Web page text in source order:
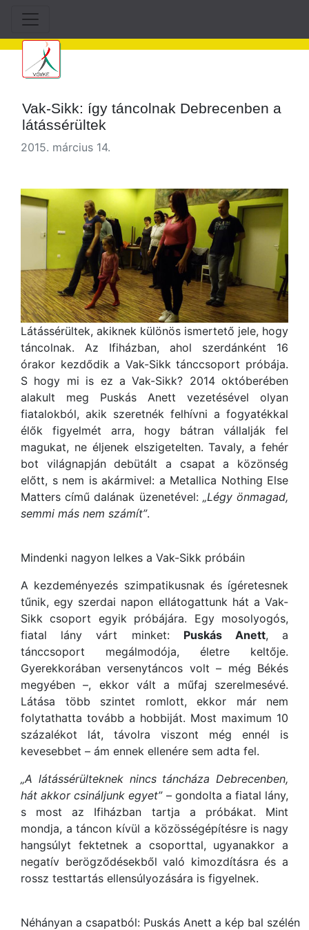
Vak-Sikk: így táncolnak Debrecenben a
látássérültek
2015. március 14.
Látássérültek, akiknek különös ismertető jele, hogy
táncolnak. Az Ifiházban, ahol szerdánként 16
órakor kezdődik a Vak-Sikk tánccsoport próbája.
S hogy mi is ez a Vak-Sikk? 2014 októberében
alakult meg Puskás Anett vezetésével olyan
fiatalokból, akik szeretnék felhívni a fogyatékkal
élők figyelmét arra, hogy bátran vállalják fel
magukat, ne éljenek elszigetelten. Tavaly, a fehér
bot világnapján debütált a csapat a közönség
előtt, s nem is akármivel: a Metallica Nothing Else
Matters című dalának üzenetével: „Légy önmagad,
semmi más nem számít”.
Mindenki nagyon lelkes a Vak-Sikk próbáin
A kezdeményezés szimpatikusnak és ígéretesnek
tűnik, egy szerdai napon ellátogattunk hát a Vak-
Sikk csoport egyik próbájára. Egy mosolyogós,
fiatal lány várt minket: Puskás Anett, a
tánccsoport megálmodója, életre keltője.
Gyerekkorában versenytáncos volt – még Békés
megyében –, ekkor vált a műfaj szerelmesévé.
Látása több szintet romlott, ekkor már nem
folytathatta tovább a hobbiját. Most maximum 10
százalékot lát, távolra viszont még ennél is
kevesebbet – ám ennek ellenére sem adta fel.
„A látássérülteknek nincs táncháza Debrecenben,
hát akkor csináljunk egyet”– gondolta a fiatal lány,
s most az Ifiházban tartja a próbákat. Mint
mondja, a táncon kívül a közösségépítésre is nagy
hangsúlyt fektetnek a csoporttal, ugyanakkor a
negatív berögződésekből való kimozdításra és a
rossz testtartás ellensúlyozására is figyelnek.
Néhányan a csapatból: Puskás Anett a kép bal szélén